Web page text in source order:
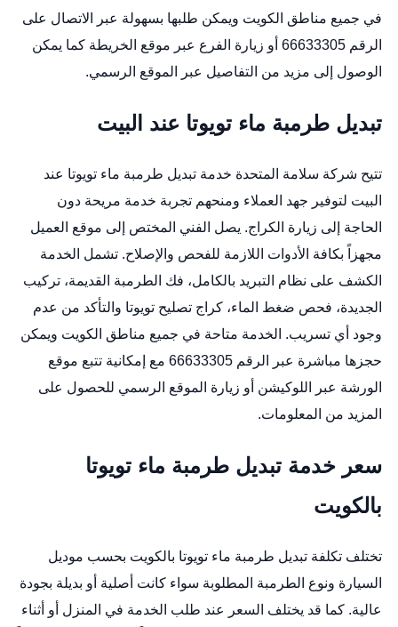
في جميع مناطق الكويت ويمكن طلبها بسهولة عبر الاتصال على
الرقم 66633305 أو زيارة الفرع عبر
موقع الخريطة كما يمكن
الوصول إلى مزيد من التفاصيل عبر
الموقع الرسمي.
تبديل طرمبة ماء تويوتا عند البيت
تتيح شركة سلامة المتحدة خدمة تبديل طرمبة ماء تويوتا عند
البيت لتوفير جهد العملاء ومنحهم تجربة خدمة مريحة دون
الحاجة إلى زيارة الكراج. يصل الفني المختص إلى موقع العميل
مجهزاً بكافة الأدوات اللازمة للفحص والإصلاح. تشمل الخدمة
الكشف على نظام التبريد بالكامل، فك الطرمبة القديمة، تركيب
الجديدة، فحص ضغط الماء، كراج تصليح تويوتا والتأكد من عدم
وجود أي تسريب. الخدمة متاحة في جميع مناطق الكويت ويمكن
حجزها مباشرة عبر الرقم 66633305 مع إمكانية تتبع موقع
الورشة عبر
اللوكيشن أو زيارة الموقع الرسمي للحصول على
المزيد من المعلومات.
سعر خدمة تبديل طرمبة ماء تويوتا
بالكويت
تختلف تكلفة تبديل طرمبة ماء تويوتا بالكويت بحسب موديل
السيارة ونوع الطرمبة المطلوبة سواء كانت أصلية أو بديلة بجودة
عالية. كما قد يختلف السعر عند طلب الخدمة في المنزل أو أثناء